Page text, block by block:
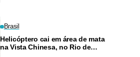
Brasil
Helicóptero cai em área de mata
na Vista Chinesa, no Rio de